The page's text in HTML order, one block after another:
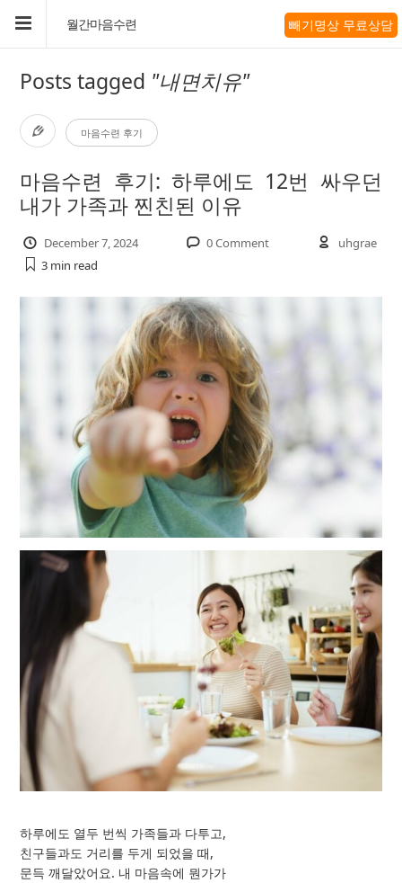
월간마음수련 빼기명상 무료상담
Posts tagged "내면치유"
마음수련 후기
마음수련 후기: 하루에도 12번 싸우던
내가 가족과 찐친된 이유
December 7, 2024 0 Comment
uhgrae
3 min read
하루에도 열두 번씩 가족들과 다투고,
친구들과도 거리를 두게 되었을 때,
문득 깨달았어요. 내 마음속에 뭔가가